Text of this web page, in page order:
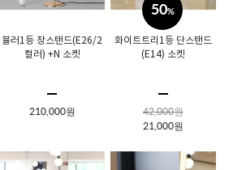
뷸러1등 장스탠드(E26/2
컬러) +N 소켓
210,000원
50%
화이트트리1등 단스탠드
(E14) 소켓
42,000원
21,000원